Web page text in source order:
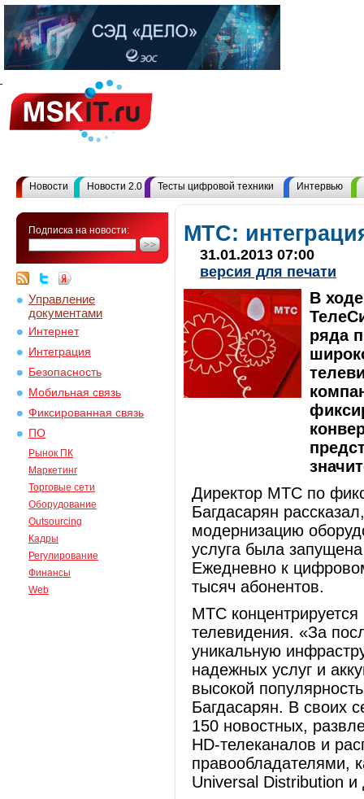
Новости Новости 2.0 Тесты цифровой техники Интервью
Подписка на новости:
Управление
документами
Интернет
Интеграция
Безопасность
Мобильная связь
Фиксированная связь
ПО
Рынок ПК
Маркетинг
Торговые сети
Оборудование
Outsourcing
Кадры
Регулирование
Финансы
Web
МТС:
31.01.2013 07:00
версия для печати
В
ряда
Директор МТС по
Багдасарян
модернизацию
услуга была
Ежедневно к
тысяч абонентов.
МТС концентрируется
телевидения. «За
уникальную
надежных услуг и
высокой
Багдасарян. В своих
150 новостных,
HD-телеканалов и
правообладателями,
Universal Distribution и